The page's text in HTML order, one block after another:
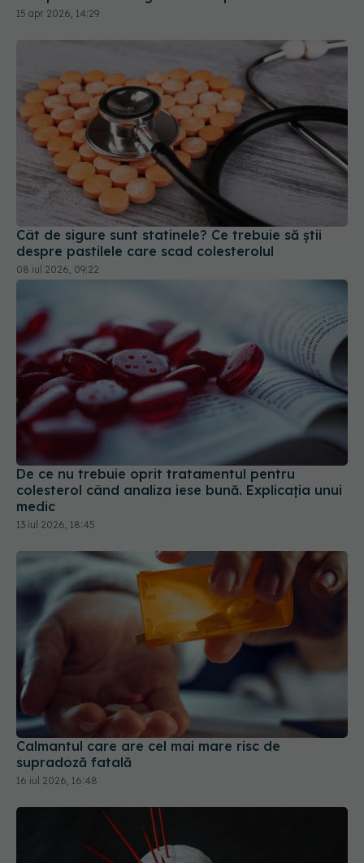
15 apr 2026, 14:29
Cât de sigure sunt statinele? Ce trebuie să știi
despre pastilele care scad colesterolul
08 iul 2026, 09:22
De ce nu trebuie oprit tratamentul pentru
colesterol când analiza iese bună. Explicația unui
medic
13 iul 2026, 18:45
Calmantul care are cel mai mare risc de
supradoză fatală
16 iul 2026, 16:48